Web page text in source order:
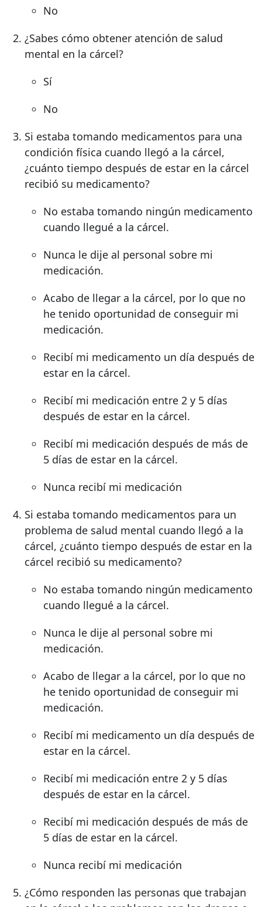
No
¿Sabes cómo obtener atención de salud
mental en la cárcel?
Sí
No
Si estaba tomando medicamentos para una
condición física cuando llegó a la cárcel,
¿cuánto tiempo después de estar en la cárcel
recibió su medicamento?
No estaba tomando ningún medicamento
cuando llegué a la cárcel.
Nunca le dije al personal sobre mi
medicación.
Acabo de llegar a la cárcel, por lo que no
he tenido oportunidad de conseguir mi
medicación.
Recibí mi medicamento un día después de
estar en la cárcel.
Recibí mi medicación entre 2 y 5 días
después de estar en la cárcel.
Recibí mi medicación después de más de
5 días de estar en la cárcel.
Nunca recibí mi medicación
Si estaba tomando medicamentos para un
problema de salud mental cuando llegó a la
cárcel, ¿cuánto tiempo después de estar en la
cárcel recibió su medicamento?
No estaba tomando ningún medicamento
cuando llegué a la cárcel.
Nunca le dije al personal sobre mi
medicación.
Acabo de llegar a la cárcel, por lo que no
he tenido oportunidad de conseguir mi
medicación.
Recibí mi medicamento un día después de
estar en la cárcel.
Recibí mi medicación entre 2 y 5 días
después de estar en la cárcel.
Recibí mi medicación después de más de
5 días de estar en la cárcel.
Nunca recibí mi medicación
¿Cómo responden las personas que trabajan